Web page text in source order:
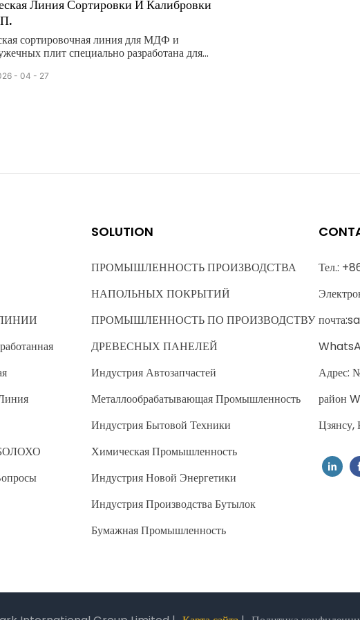
Линия Сортировки И Калибровки
сортировочная линия для МДФ и
плит специально разработана для
плиты средней плотности) и
сортировку МДФ и древесностружечных
04 27
SOLUTION
ПРОМЫШЛЕННОСТЬ ПРОИЗВОДСТВА
НАПОЛЬНЫХ ПОКРЫТИЙ
ПРОМЫШЛЕННОСТЬ ПО ПРОИЗВОДСТВУ
ДРЕВЕСНЫХ ПАНЕЛЕЙ
Индустрия Автозапчастей
Металлообрабатывающая Промышленность
Индустрия Бытовой Техники
Химическая Промышленность
Индустрия Новой Энергетики
Индустрия Производства Бутылок
Бумажная Промышленность
Тел.:
почта:
Адрес:
район
Цзянсу,